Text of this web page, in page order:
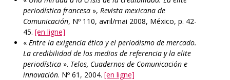
periodística francesa », Revista mexicana de
Comunicación, Nº 110, avril/mai 2008, México, p. 42-
45. [en ligne]
« Entre la exigencia ética y el periodismo de mercado.
La credibilidad de los medios de referencia y la elite
periodística ». Telos, Cuadernos de Comunicación e
innovación. Nº 61, 2004. [en ligne]